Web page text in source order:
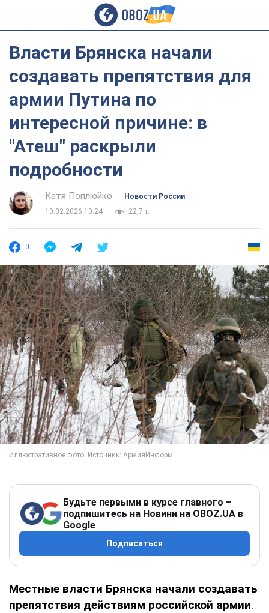
Власти Брянска начали
создавать препятствия для
армии Путина по
интересной причине: в
"Атеш" раскрыли
подробности
Катя Поплюйко
Новости России
10.02.2026 10:24
22,7 т.
0
Будьте первыми в курсе главного –
подпишитесь на Новини на OBOZ.UA в
Google
Подписаться
Местные власти Брянска начали создавать
препятствия действиям российской армии.